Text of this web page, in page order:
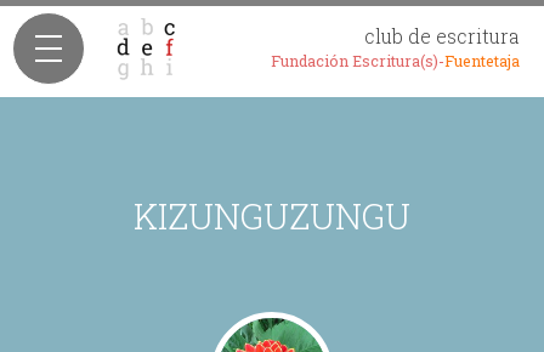
club de escritura
Fundación Escritura(s)-Fuentetaja
KIZUNGUZUNGU